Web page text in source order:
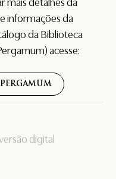
digital
mais detalhes da
informações da
da Biblioteca
acesse: